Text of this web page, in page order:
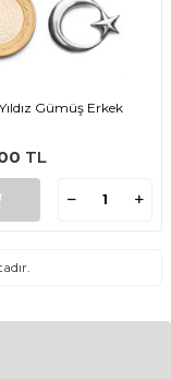
Gümüş Erkek
TL